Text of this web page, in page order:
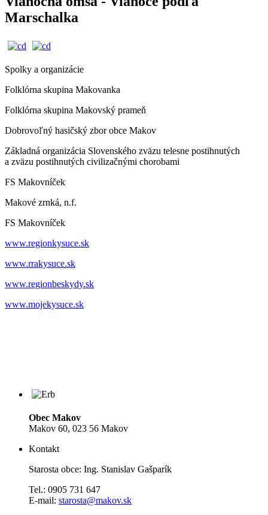
Marschalka
Spolky a organizácie
Folklórna skupina Makovanka
Folklórna skupina Makovský prameň
Dobrovoľný hasičský zbor obce Makov
Základná organizácia Slovenského zväzu telesne postihnutých
a zväzu postihnutých civilizačnými chorobami
FS Makovníček
Makové zrnká, n.f.
FS Makovníček
www.regionkysuce.sk
www.rrakysuce.sk
www.regionbeskydy.sk
www.mojekysuce.sk
Obec Makov
Makov 60, 023 56 Makov
Kontakt
Starosta obce: Ing. Stanislav Gašparík
Tel.: 0905 731 647
E-mail: starosta@makov.sk